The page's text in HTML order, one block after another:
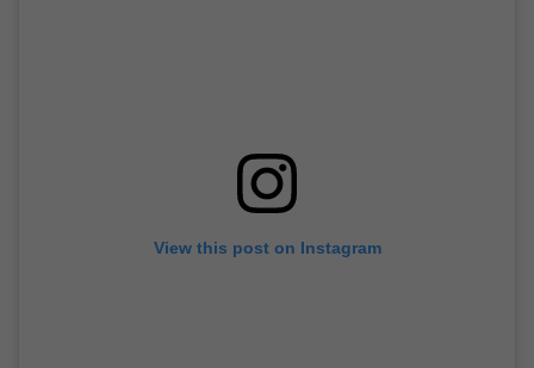
View this post on Instagram